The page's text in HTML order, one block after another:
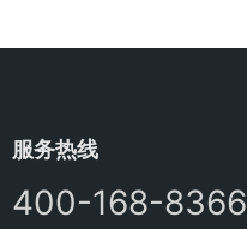
服务热线
400-168-8366